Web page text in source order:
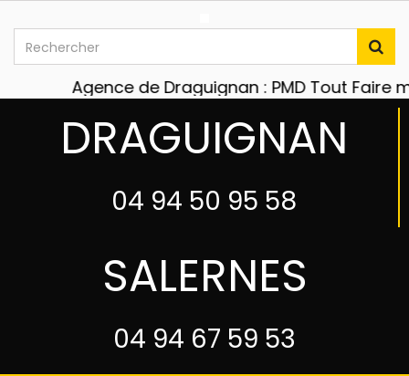
Agence de Draguignan : PMD Tout Faire
DRAGUIGNAN
04 94 50 95 58
SALERNES
04 94 67 59 53